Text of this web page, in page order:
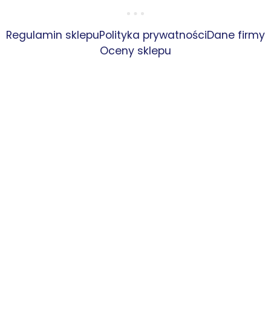
Regulamin sklepuPolityka prywatnościDane firmy
Oceny sklepu